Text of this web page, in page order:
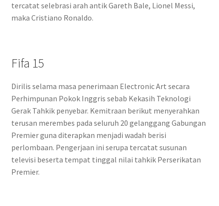
tercatat selebrasi arah antik Gareth Bale, Lionel Messi,
maka Cristiano Ronaldo.
Fifa 15
Dirilis selama masa penerimaan Electronic Art secara
Perhimpunan Pokok Inggris sebab Kekasih Teknologi
Gerak Tahkik penyebar. Kemitraan berikut menyerahkan
terusan merembes pada seluruh 20 gelanggang Gabungan
Premier guna diterapkan menjadi wadah berisi
perlombaan. Pengerjaan ini serupa tercatat susunan
televisi beserta tempat tinggal nilai tahkik Perserikatan
Premier.